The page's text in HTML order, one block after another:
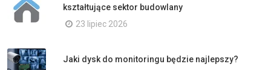
kształtujące sektor budowlany
23 lipiec 2026
Jaki dysk do monitoringu będzie najlepszy?